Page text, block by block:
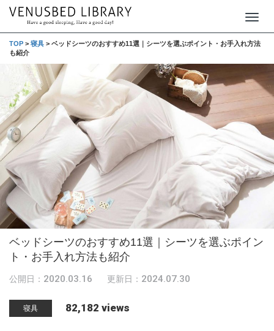
o
g
n
a
v
i
TOP > 寝具 > ベッドシーツのおすすめ11選｜シーツを選ぶポイント・お手入れ方法
も紹介
ベッドシーツのおすすめ11選｜シーツを選ぶポイン
ト・お手入れ方法も紹介
公開日： 2020.03.16 更新日： 2024.07.30
寝具 82,182 views